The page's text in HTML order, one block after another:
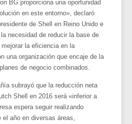
BG proporciona una oportunidad
en este entorno», declaró
de Shell en Reino Unido e
necesidad de reducir la base de
la eficiencia en la
una organización que encaje de la
de negocio combinados.
subrayó que la reducción neta
Shell en 2016 será «inferior a
espera seguir realizando
año en diversas áreas,